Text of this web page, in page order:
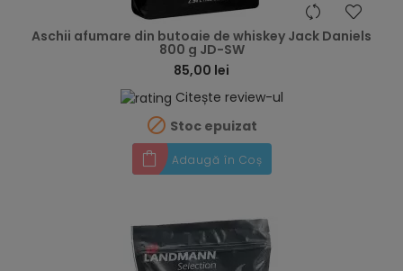
Aschii afumare din butoaie de whiskey Jack Daniels
800 g JD-SW
85,00 lei
Citește review-ul
 Stoc epuizat
Adaugă în Coș